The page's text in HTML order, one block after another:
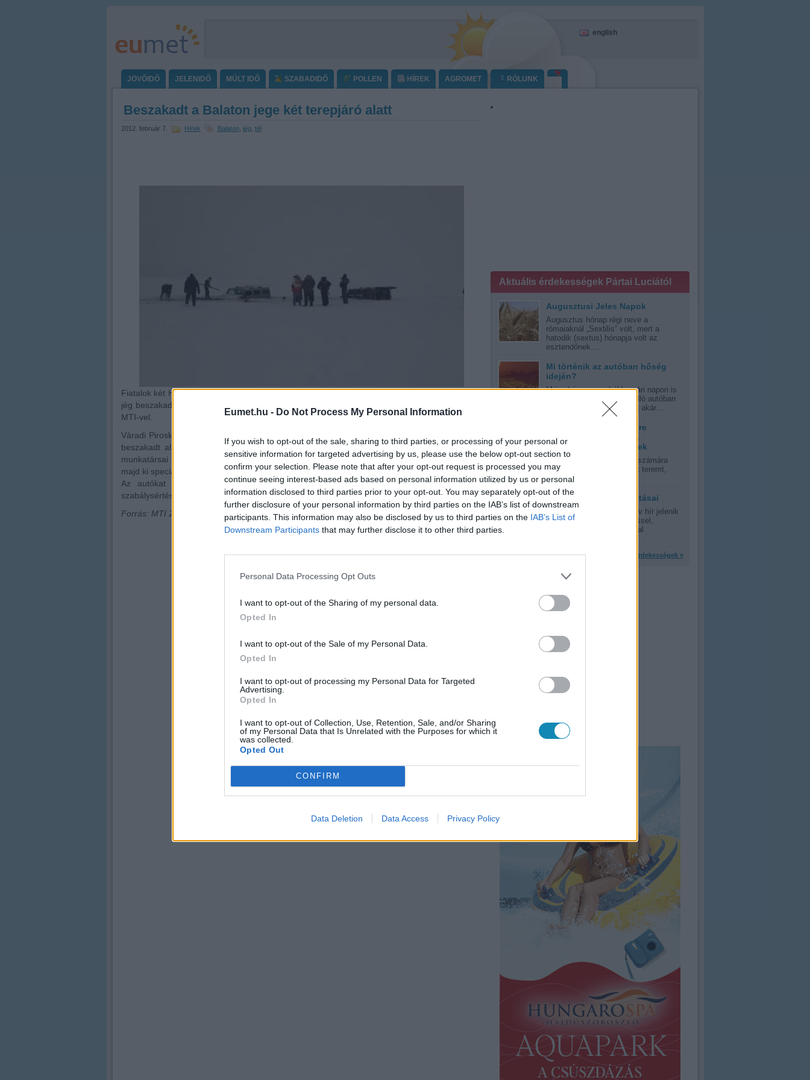
Eumet.hu - Do Not Process My Personal Information
If you wish to opt-out of the sale, sharing to third parties, or processing of your personal or
sensitive information for targeted advertising by us, please use the below opt-out section to
confirm your selection. Please note that after your opt-out request is processed you may
continue seeing interest-based ads based on personal information utilized by us or personal
information disclosed to third parties prior to your opt-out. You may separately opt-out of the
further disclosure of your personal information by third parties on the IAB’s list of downstream
participants. This information may also be disclosed by us to third parties on the IAB’s List of
Downstream Participants that may further disclose it to other third parties.
Personal Data Processing Opt Outs
I want to opt-out of the Sharing of my personal data.
Opted In
I want to opt-out of the Sale of my Personal Data.
Opted In
I want to opt-out of processing my Personal Data for Targeted
Advertising.
Opted In
I want to opt-out of Collection, Use, Retention, Sale, and/or Sharing
of my Personal Data that Is Unrelated with the Purposes for which it
was collected.
Opted Out
CONFIRM
Data Deletion Data Access Privacy Policy
english
JÖVŐIDŐ JELENIDŐ MÚLT IDŐ SZABADIDŐ POLLEN HÍREK AGROMET RÓLUNK
Beszakadt a Balaton jege két terepjáró alatt
2012. február 7. Hírek Balaton, jég, tél
Fiatalok két Hummer terepjáróval mentek a Balaton jegére, és a balatonakarattyai strandnál a
jég beszakadt alattuk – közölte a balatonalmádi rendőrkapitányság hivatalvezetője kedden az
MTI-vel.
Váradi Piroska elmondta: a két autóban összesen hét, húsz év körüli fiatal ült, amikor a jég
beszakadt alattuk. A fiatalok a partra evickéltek, majd a balatonalmádi rendőrkapitányság
munkatársai szállították őket meleg helyre. A terepjárókat egy balatonfűzfői vállalkozó húzza
majd ki speciális eszközökkel.
Az autókat vezető két fiatal ellen jégen tartózkodás szabályainak megszegése miatt
szabálysértési eljárás indul.
Forrás: MTI 2012. február 7., kedd 12:04
Aktuális érdekességek Pártai Luciától
Augusztusi Jeles Napok
Augusztus hónap régi neve a
rómaiaknál „Sextilis” volt, mert a
hatodik (sextus) hónapja volt az
esztendőnek....
Mi történik az autóban hőség
idején?
Még akár egy enyhébb nyári napon is
veszélyes lehet a napon álló autóban
ülni, kánikula esetén pedig akár...
Tanácsok hőség esetére
várandós anyukáknak,
kisgyermekes szülőknek
A nyári kánikula mindenki számára
olyan időjárási környezetet teremt,
mintha mediterrán, vagy szubtrópusi,...
A napfény jótékony hatásai
Oly sok riasztás és negatív hír jelenik
meg manapság a napsütéssel,
napfénnyel, UV-sugrázással
További érdekességek »